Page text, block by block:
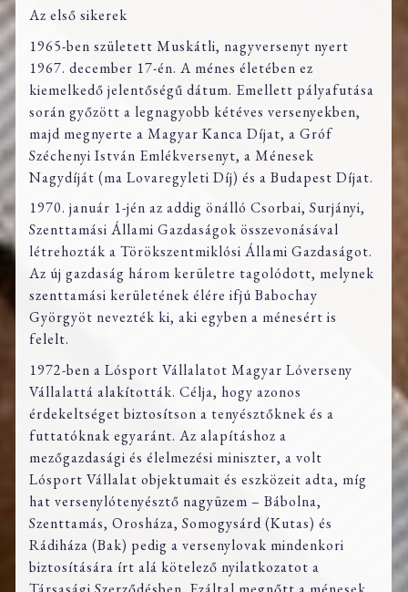
Az első sikerek
1965-ben született Muskátli, nagyversenyt nyert
1967. december 17-én. A ménes életében ez
kiemelkedő jelentőségű dátum. Emellett pályafutása
során győzött a legnagyobb kétéves versenyekben,
majd megnyerte a Magyar Kanca Díjat, a Gróf
Széchenyi István Emlékversenyt, a Ménesek
Nagydíját (ma Lovaregyleti Díj) és a Budapest Díjat.
1970. január 1-jén az addig önálló Csorbai, Surjányi,
Szenttamási Állami Gazdaságok összevonásával
létrehozták a Törökszentmiklósi Állami Gazdaságot.
Az új gazdaság három kerületre tagolódott, melynek
szenttamási kerületének élére ifjú Babochay
Györgyöt nevezték ki, aki egyben a ménesért is
felelt.
1972-ben a Lósport Vállalatot Magyar Lóverseny
Vállalattá alakították. Célja, hogy azonos
érdekeltséget biztosítson a tenyésztőknek és a
futtatóknak egyaránt. Az alapításhoz a
mezőgazdasági és élelmezési miniszter, a volt
Lósport Vállalat objektumait és eszközeit adta, míg
hat versenylótenyésztő nagyüzem – Bábolna,
Szenttamás, Orosháza, Somogysárd (Kutas) és
Rádiháza (Bak) pedig a versenylovak mindenkori
biztosítására írt alá kötelező nyilatkozatot a